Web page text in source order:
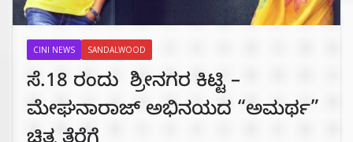
CINI NEWS SANDALWOOD
ಸೆ.18 ರಂದು ಶ್ರೀನಗರ ಕಿಟ್ಟಿ –
ಮೇಘನಾರಾಜ್ ಅಭಿನಯದ “ಅಮರ್ಥ”